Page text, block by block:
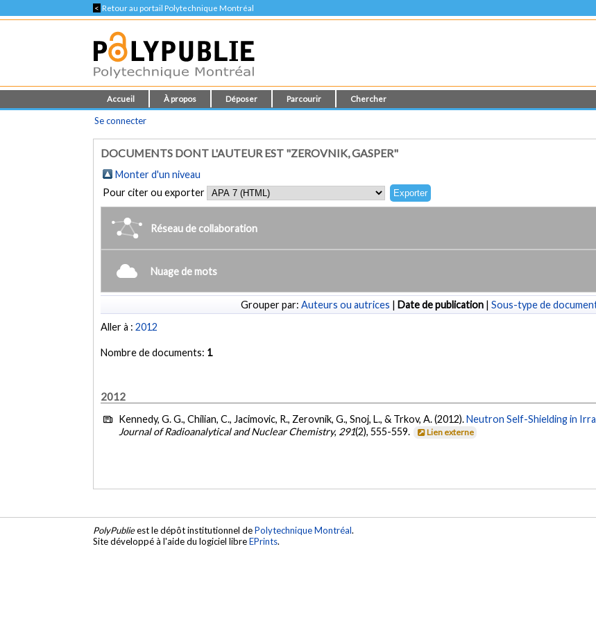
< Retour au portail Polytechnique Montréal
Accueil À propos Déposer Parcourir Chercher
Se connecter
DOCUMENTS DONT L'AUTEUR EST "ZEROVNIK, GASPER"
Monter d'un niveau
Pour citer ou exporter
Réseau de collaboration
Nuage de mots
Grouper par: Auteurs ou autrices | Date de publication | Sous-type de
Aller à :2012
Nombre de documents: 1
2012
Kennedy, G. G., Chilian, C., Jacimovic, R., Zerovnik, G., Snoj, L., & Trkov, A. (2012).Neutron Self-Shielding in
Journal of Radioanalytical and Nuclear Chemistry, 291(2), 555-559. Lien externe
PolyPublieest le dépôt institutionnel dePolytechnique Montréal.
Site développé à l'aide du logiciel libreEPrints.